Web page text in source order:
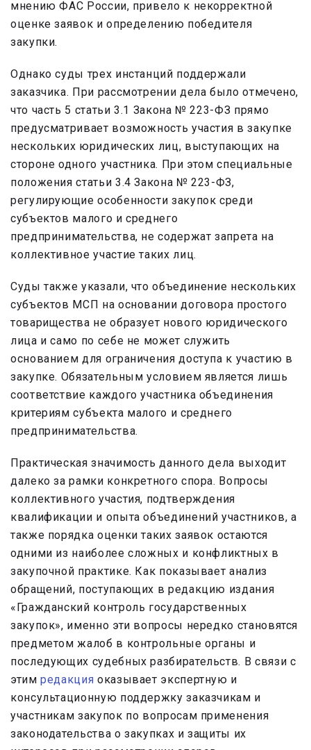
мнению ФАС России, привело к некорректной
оценке заявок и определению победителя
закупки.
Однако суды трех инстанций поддержали
заказчика. При рассмотрении дела было отмечено,
что часть 5 статьи 3.1 Закона № 223-ФЗ прямо
предусматривает возможность участия в закупке
нескольких юридических лиц, выступающих на
стороне одного участника. При этом специальные
положения статьи 3.4 Закона № 223-ФЗ,
регулирующие особенности закупок среди
субъектов малого и среднего
предпринимательства, не содержат запрета на
коллективное участие таких лиц.
Суды также указали, что объединение нескольких
субъектов МСП на основании договора простого
товарищества не образует нового юридического
лица и само по себе не может служить
основанием для ограничения доступа к участию в
закупке. Обязательным условием является лишь
соответствие каждого участника объединения
критериям субъекта малого и среднего
предпринимательства.
Практическая значимость данного дела выходит
далеко за рамки конкретного спора. Вопросы
коллективного участия, подтверждения
квалификации и опыта объединений участников, а
также порядка оценки таких заявок остаются
одними из наиболее сложных и конфликтных в
закупочной практике. Как показывает анализ
обращений, поступающих в редакцию издания
«Гражданский контроль государственных
закупок», именно эти вопросы нередко становятся
предметом жалоб в контрольные органы и
последующих судебных разбирательств. В связи с
этимредакция оказывает экспертную и
консультационную поддержку заказчикам и
участникам закупок по вопросам применения
законодательства о закупках и защиты их